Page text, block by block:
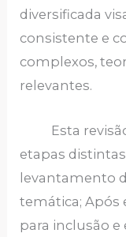
diversificada
consistente e
complexos,
relevantes.
Esta revisão
etapas
levantamento
temática; Após
para inclusão e